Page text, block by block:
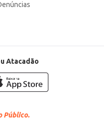
Atacadão
Público.